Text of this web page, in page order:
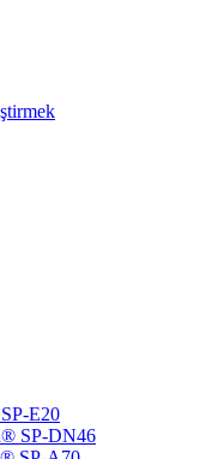
E20
SP-DN46